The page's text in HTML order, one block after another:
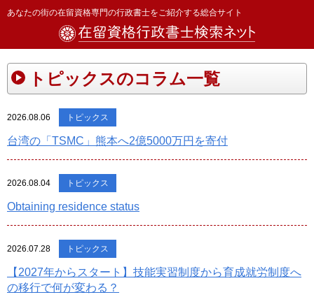
あなたの街の在留資格専門の行政書士をご紹介する総合サイト
トピックスのコラム一覧
2026.08.06 トピックス
台湾の「TSMC」熊本へ2億5000万円を寄付
2026.08.04 トピックス
Obtaining residence status
2026.07.28 トピックス
【2027年からスタート】技能実習制度から育成就労制度へ
の移行で何が変わる？